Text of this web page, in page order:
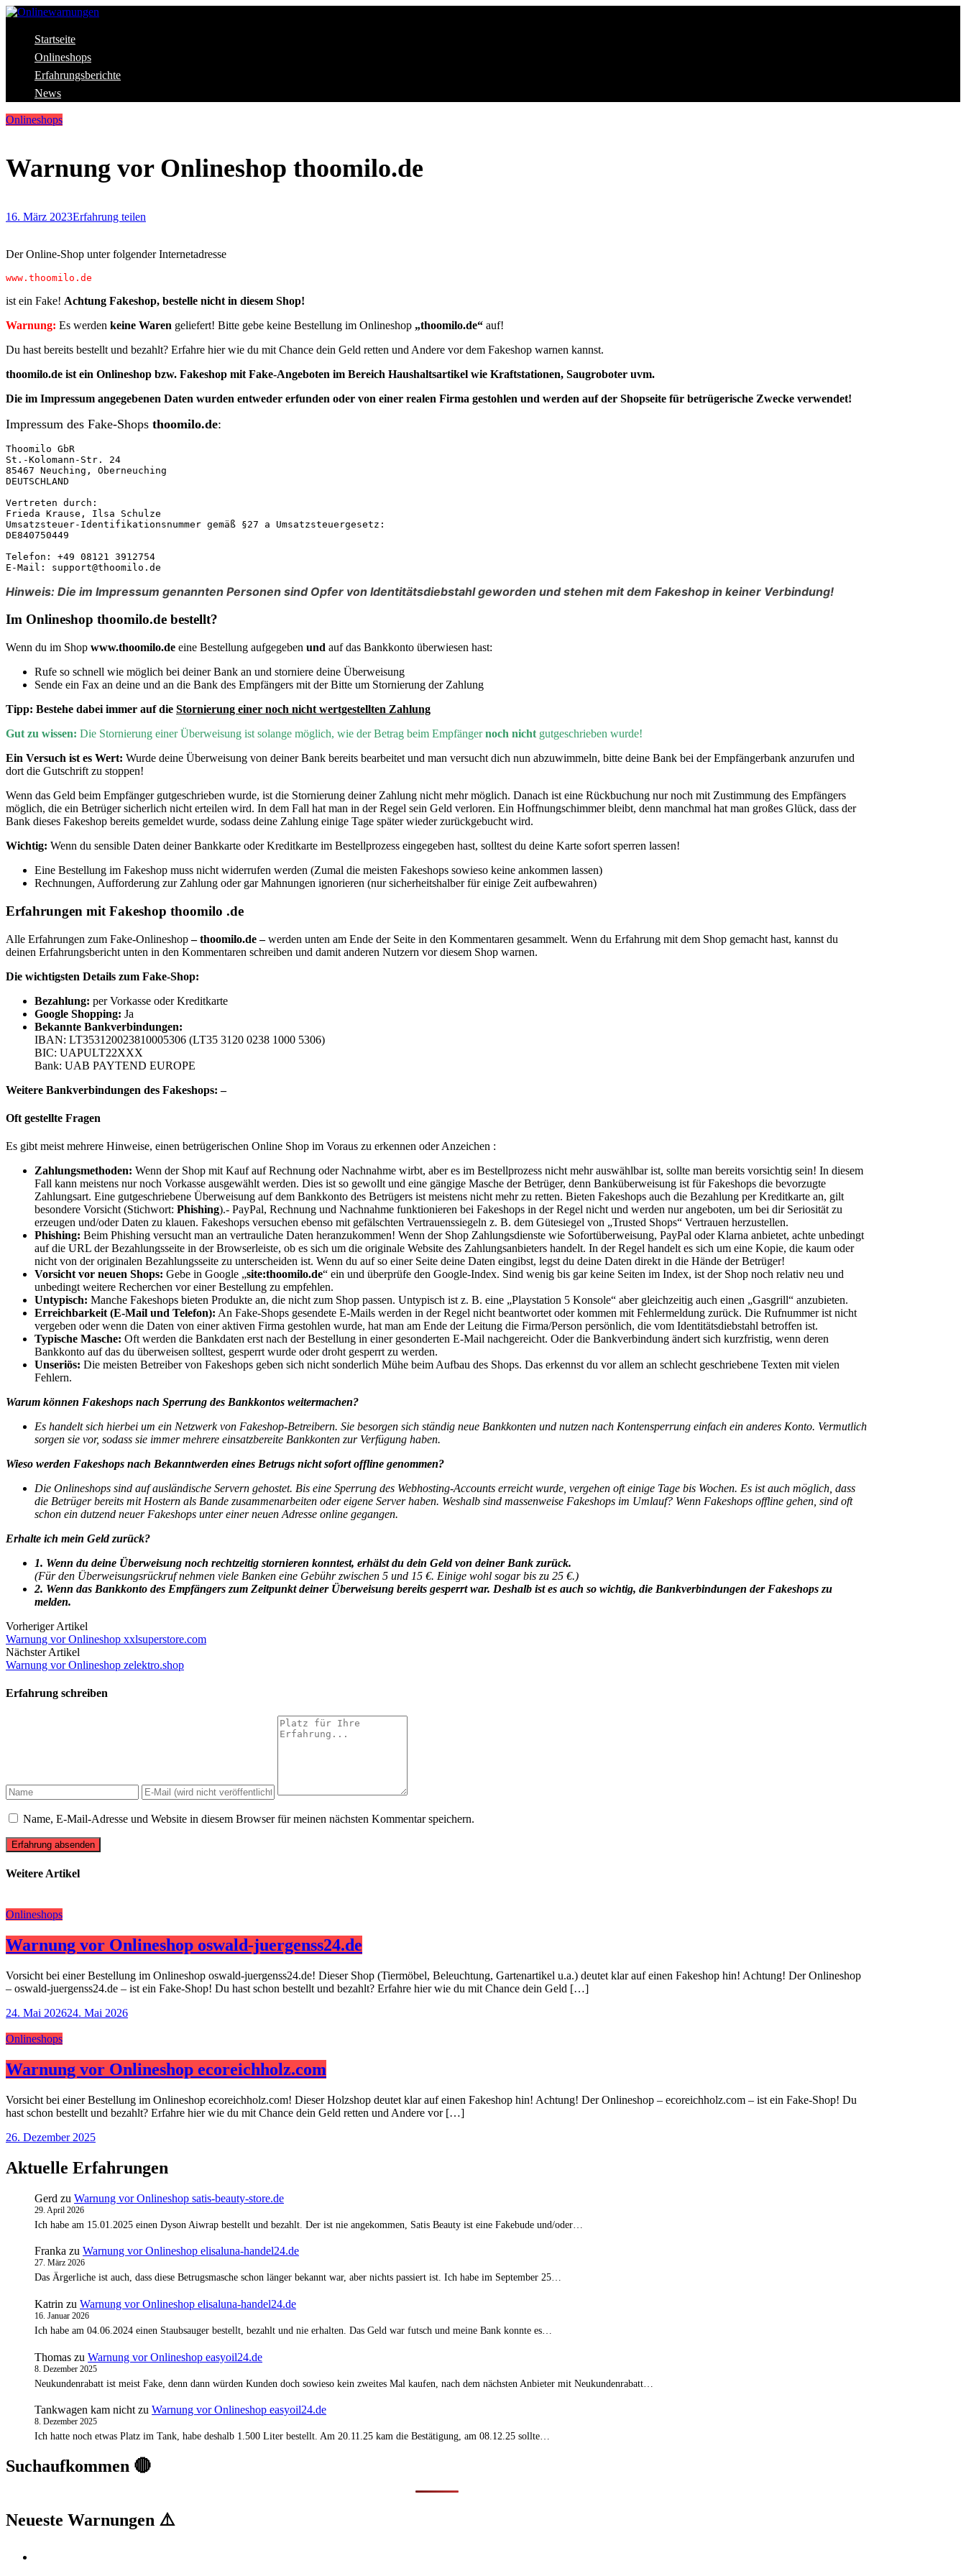
Skip
content
Onlinewarnungen
Aktuelle Warnungen vor Gefahren im Internet
Startseite
Onlineshops
Erfahrungsberichte
News
Onlineshops
Warnung vor Onlineshop thoomilo.de
16. März 2023Erfahrung teilen
Der Online-Shop unter folgender Internetadresse
www.thoomilo.de
ist ein Fake! Achtung Fakeshop, bestelle nicht in diesem Shop!
Warnung: Es werden keine Waren geliefert! Bitte gebe keine Bestellung im Onlineshop „thoomilo.de“ auf!
Du hast bereits bestellt und bezahlt? Erfahre hier wie du mit Chance dein Geld retten und Andere vor dem Fakeshop warnen kannst.
thoomilo.de ist ein Onlineshop bzw. Fakeshop mit Fake-Angeboten im Bereich Haushaltsartikel wie Kraftstationen, Saugroboter uvm.
Die im Impressum angegebenen Daten wurden entweder erfunden oder von einer realen Firma gestohlen und werden auf der Shopseite für betrügerische Zwecke verwendet!
Impressum des Fake-Shops thoomilo.de:
Thoomilo GbR
St.-Kolomann-Str. 24
85467 Neuching, Oberneuching
DEUTSCHLAND
Vertreten durch:
Frieda Krause, Ilsa Schulze
Umsatzsteuer-Identifikationsnummer gemäß §27 a Umsatzsteuergesetz:
DE840750449
Telefon: +49 08121 3912754
E-Mail: support@thoomilo.de
Hinweis: Die im Impressum genannten Personen sind Opfer von Identitätsdiebstahl geworden und stehen mit dem Fakeshop in keiner Verbindung!
Im Onlineshop thoomilo.de bestellt?
Wenn du im Shop www.thoomilo.de eine Bestellung aufgegeben und auf das Bankkonto überwiesen hast:
Rufe so schnell wie möglich bei deiner Bank an und storniere deine Überweisung
Sende ein Fax an deine und an die Bank des Empfängers mit der Bitte um Stornierung der Zahlung
Tipp: Bestehe dabei immer auf die Stornierung einer noch nicht wertgestellten Zahlung
Gut zu wissen: Die Stornierung einer Überweisung ist solange möglich, wie der Betrag beim Empfängernoch nicht gutgeschrieben wurde!
Ein Versuch ist es Wert: Wurde deine Überweisung von deiner Bank bereits bearbeitet und man versucht dich nun abzuwimmeln, bitte deine Bank bei der Empfängerbank anzurufen und
dort die Gutschrift zu stoppen!
Wenn das Geld beim Empfänger gutgeschrieben wurde, ist die Stornierung deiner Zahlung nicht mehr möglich. Danach ist eine Rückbuchung nur noch mit Zustimmung des Empfängers
möglich, die ein Betrüger sicherlich nicht erteilen wird. In dem Fall hat man in der Regel sein Geld verloren. Ein Hoffnungschimmer bleibt, denn manchmal hat man großes Glück, dass der
Bank dieses Fakeshop bereits gemeldet wurde, sodass deine Zahlung einige Tage später wieder zurückgebucht wird.
Wichtig: Wenn du sensible Daten deiner Bankkarte oder Kreditkarte im Bestellprozess eingegeben hast, solltest du deine Karte sofort sperren lassen!
Eine Bestellung im Fakeshop muss nicht widerrufen werden (Zumal die meisten Fakeshops sowieso keine ankommen lassen)
Rechnungen, Aufforderung zur Zahlung oder gar Mahnungen ignorieren (nur sicherheitshalber für einige Zeit aufbewahren)
Erfahrungen mit Fakeshop thoomilo .de
Alle Erfahrungen zum Fake-Onlineshop– thoomilo.de –werden unten am Ende der Seite in den Kommentaren gesammelt. Wenn du Erfahrung mit dem Shop gemacht hast, kannst du
deinen Erfahrungsbericht unten in den Kommentaren schreiben und damit anderen Nutzern vor diesem Shop warnen.
Die wichtigsten Details zum Fake-Shop:
Bezahlung: per Vorkasse oder Kreditkarte
Google Shopping: Ja
Bekannte Bankverbindungen:
IBAN: LT353120023810005306 (LT35 3120 0238 1000 5306)
BIC: UAPULT22XXX
Bank: UAB PAYTEND EUROPE
Weitere Bankverbindungen des Fakeshops: –
Oft gestellte Fragen
Es gibt meist mehrere Hinweise, einen betrügerischen Online Shop im Voraus zu erkennen oder Anzeichen :
Zahlungsmethoden: Wenn der Shop mit Kauf auf Rechnung oder Nachnahme wirbt, aber es im Bestellprozess nicht mehr auswählbar ist, sollte man bereits vorsichtig sein! In diesem
Fall kann meistens nur noch Vorkasse ausgewählt werden. Dies ist so gewollt und eine gängige Masche der Betrüger, denn Banküberweisung ist für Fakeshops die bevorzugte
Zahlungsart. Eine gutgeschriebene Überweisung auf dem Bankkonto des Betrügers ist meistens nicht mehr zu retten. Bieten Fakeshops auch die Bezahlung per Kreditkarte an, gilt
besondere Vorsicht (Stichwort: Phishing).- PayPal, Rechnung und Nachnahme funktionieren bei Fakeshops in der Regel nicht und werden nur angeboten, um bei dir Seriosität zu
erzeugen und/oder Daten zu klauen. Fakeshops versuchen ebenso mit gefälschten Vertrauenssiegeln z. B. dem Gütesiegel von „Trusted Shops“ Vertrauen herzustellen.
Phishing: Beim Phishing versucht man an vertrauliche Daten heranzukommen! Wenn der Shop Zahlungsdienste wie Sofortüberweisung, PayPal oder Klarna anbietet, achte unbedingt
auf die URL der Bezahlungsseite in der Browserleiste, ob es sich um die originale Website des Zahlungsanbieters handelt. In der Regel handelt es sich um eine Kopie, die kaum oder
nicht von der originalen Bezahlungsseite zu unterscheiden ist. Wenn du auf so einer Seite deine Daten eingibst, legst du deine Daten direkt in die Hände der Betrüger!
Vorsicht vor neuen Shops: Gebe in Google „site:thoomilo.de“ ein und überprüfe den Google-Index. Sind wenig bis gar keine Seiten im Index, ist der Shop noch relativ neu und
unbedingt weitere Recherchen vor einer Bestellung zu empfehlen.
Untypisch: Manche Fakeshops bieten Produkte an, die nicht zum Shop passen. Untypisch ist z. B. eine „Playstation 5 Konsole“ aber gleichzeitig auch einen „Gasgrill“ anzubieten.
Erreichbarkeit (E-Mail und Telefon): An Fake-Shops gesendete E-Mails werden in der Regel nicht beantwortet oder kommen mit Fehlermeldung zurück. Die Rufnummer ist nicht
vergeben oder wenn die Daten von einer aktiven Firma gestohlen wurde, hat man am Ende der Leitung die Firma/Person persönlich, die vom Identitätsdiebstahl betroffen ist.
Typische Masche: Oft werden die Bankdaten erst nach der Bestellung in einer gesonderten E-Mail nachgereicht. Oder die Bankverbindung ändert sich kurzfristig, wenn deren
Bankkonto auf das du überweisen solltest, gesperrt wurde oder droht gesperrt zu werden.
Unseriös: Die meisten Betreiber von Fakeshops geben sich nicht sonderlich Mühe beim Aufbau des Shops. Das erkennst du vor allem an schlecht geschriebene Texten mit vielen
Fehlern.
Warum können Fakeshops nach Sperrung des Bankkontos weitermachen?
Es handelt sich hierbei um ein Netzwerk von Fakeshop-Betreibern. Sie besorgen sich ständig neue Bankkonten und nutzen nach Kontensperrung einfach ein anderes Konto. Vermutlich
sorgen sie vor, sodass sie immer mehrere einsatzbereite Bankkonten zur Verfügung haben.
Wieso werden Fakeshops nach Bekanntwerden eines Betrugs nicht sofort offline genommen?
Die Onlineshops sind auf ausländische Servern gehostet. Bis eine Sperrung des Webhosting-Accounts erreicht wurde, vergehen oft einige Tage bis Wochen. Es ist auch möglich, dass
die Betrüger bereits mit Hostern als Bande zusammenarbeiten oder eigene Server haben. Weshalb sind massenweise Fakeshops im Umlauf? Wenn Fakeshops offline gehen, sind oft
schon ein dutzend neuer Fakeshops unter einer neuen Adresse online gegangen.
Erhalte ich mein Geld zurück?
1. Wenn du deine Überweisung noch rechtzeitig stornieren konntest, erhälst du dein Geld von deiner Bank zurück.
(Für den Überweisungsrückruf nehmen viele Banken eine Gebühr zwischen 5 und 15 €. Einige wohl sogar bis zu 25 €.)
2. Wenn das Bankkonto des Empfängers zum Zeitpunkt deiner Überweisung bereits gesperrt war. Deshalb ist es auch so wichtig, die Bankverbindungen der Fakeshops zu
melden.
Vorheriger Artikel
Warnung vor Onlineshop xxlsuperstore.com
Nächster Artikel
Warnung vor Onlineshop zelektro.shop
Erfahrung schreiben
Name, E-Mail-Adresse und Website in diesem Browser für meinen nächsten Kommentar speichern.
Erfahrung absenden
Weitere Artikel
Onlineshops
Warnung vor Onlineshop oswald-juergenss24.de
Vorsicht bei einer Bestellung im Onlineshop oswald-juergenss24.de! Dieser Shop (Tiermöbel, Beleuchtung, Gartenartikel u.a.) deutet klar auf einen Fakeshop hin! Achtung! Der Onlineshop
– oswald-juergenss24.de – ist ein Fake-Shop! Du hast schon bestellt und bezahlt? Erfahre hier wie du mit Chance dein Geld […]
24. Mai 202624. Mai 2026
Onlineshops
Warnung vor Onlineshop ecoreichholz.com
Vorsicht bei einer Bestellung im Onlineshop ecoreichholz.com! Dieser Holzshop deutet klar auf einen Fakeshop hin! Achtung! Der Onlineshop – ecoreichholz.com – ist ein Fake-Shop! Du
hast schon bestellt und bezahlt? Erfahre hier wie du mit Chance dein Geld retten und Andere vor […]
26. Dezember 2025
Aktuelle Erfahrungen
Gerd zu Warnung vor Onlineshop satis-beauty-store.de
29. April 2026
Ich habe am 15.01.2025 einen Dyson Aiwrap bestellt und bezahlt. Der ist nie angekommen, Satis Beauty ist eine Fakebude und/oder…
Franka zu Warnung vor Onlineshop elisaluna-handel24.de
27. März 2026
Das Ärgerliche ist auch, dass diese Betrugsmasche schon länger bekannt war, aber nichts passiert ist. Ich habe im September 25…
Katrin zu Warnung vor Onlineshop elisaluna-handel24.de
16. Januar 2026
Ich habe am 04.06.2024 einen Staubsauger bestellt, bezahlt und nie erhalten. Das Geld war futsch und meine Bank konnte es…
Thomas zu Warnung vor Onlineshop easyoil24.de
8. Dezember 2025
Neukundenrabatt ist meist Fake, denn dann würden Kunden doch sowieso kein zweites Mal kaufen, nach dem nächsten Anbieter mit Neukundenrabatt…
Tankwagen kam nicht zu Warnung vor Onlineshop easyoil24.de
8. Dezember 2025
Ich hatte noch etwas Platz im Tank, habe deshalb 1.500 Liter bestellt. Am 20.11.25 kam die Bestätigung, am 08.12.25 sollte…
Suchaufkommen 🔴
Neueste Warnungen ⚠️